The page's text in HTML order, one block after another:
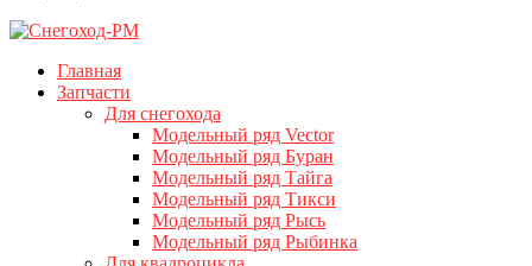
Главная
Запчасти
Для снегохода
Модельный ряд Vector
Модельный ряд Буран
Модельный ряд Тайга
Модельный ряд Тикси
Модельный ряд Рысь
Модельный ряд Рыбинка